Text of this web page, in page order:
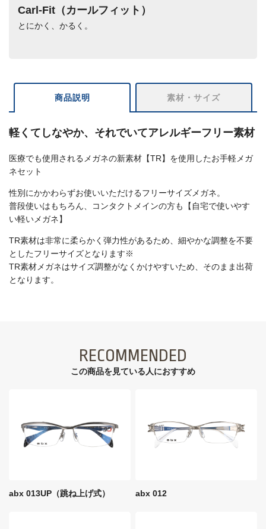
Carl-Fit（カールフィット）
とにかく、かるく。
商品説明 素材・サイズ
軽くてしなやか、それでいてアレルギーフリー素材
医療でも使用されるメガネの新素材【TR】を使用したお手軽メガ
ネセット
性別にかかわらずお使いいただけるフリーサイズメガネ。
普段使いはもちろん、コンタクトメインの方も【自宅で使いやす
い軽いメガネ】
TR素材は非常に柔らかく弾力性があるため、細やかな調整を不要
としたフリーサイズとなります※
TR素材メガネはサイズ調整がなくかけやすいため、そのまま出荷
となります。
RECOMMENDED
この商品を見ている⼈におすすめ
abx 013UP（跳ね上げ式） abx 012